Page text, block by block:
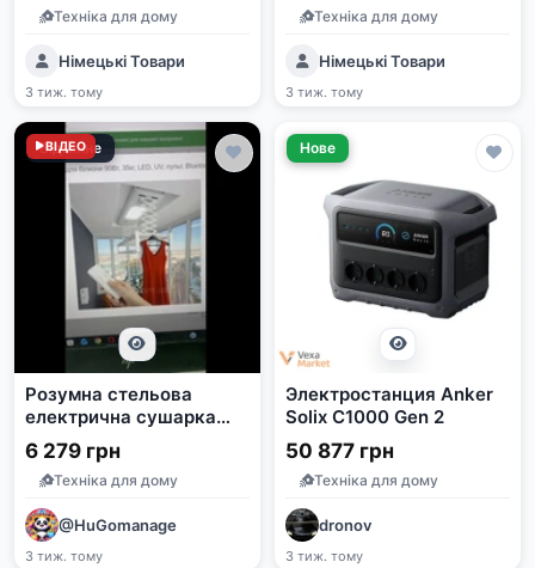
Техніка для дому
Німецькі Товари
3 тиж. тому
Техніка для дому
Німецькі Товари
3 тиж. тому
Відмінне
ВІДЕО
Розумна стельова
електрична сушарка
для білизни 90Вт, 35кг,
LED, UV, Bluetooth
6 279 грн
Техніка для дому
@HuGomanage
3 тиж. тому
Нове
Электростанция Anker
Solix C1000 Gen 2
50 877 грн
Техніка для дому
dronov
3 тиж. тому